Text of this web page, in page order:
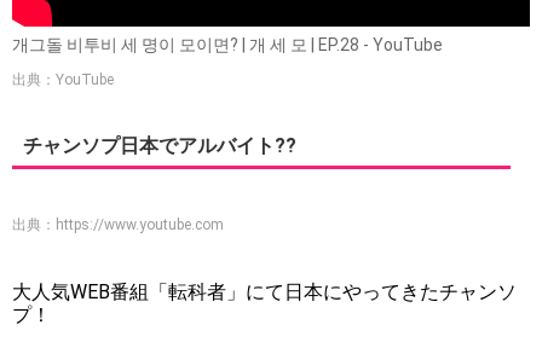
개그돌 비투비 세 명이 모이면? | 개 세 모 | EP.28 - YouTube
出典：YouTube
チャンソプ日本でアルバイト??
出典： https://www.youtube.com
大人気WEB番組「転科者」にて日本にやってきたチャンソ
プ！